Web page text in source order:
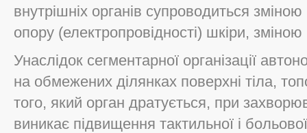
внутрішніх органів супроводиться
опору (електропровідності) шкіри, зміною
Унаслідок сегментарної організації
на обмежених ділянках поверхні тіла,
того, який орган дратується, при
виникає підвищення тактильної і